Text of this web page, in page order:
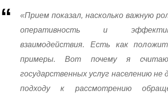
«Прием показал, насколько важную
оперативность и
взаимодействия. Есть как
примеры. Вот почему я
государственных услуг населению
подходу к рассмотрению